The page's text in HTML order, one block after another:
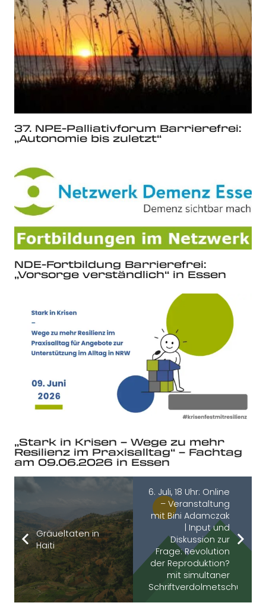
37. NPE-Palliativforum Barrierefrei:
„Autonomie bis zuletzt“
NDE-Fortbildung Barrierefrei:
„Vorsorge verständlich“ in Essen
„Stark in Krisen – Wege zu mehr
Resilienz im Praxisalltag“ – Fachtag
am 09.06.2026 in Essen
Gräueltaten in
Haiti
6. Juli, 18 Uhr: Online
– Veranstaltung
mit Bini Adamczak
| Input und
Diskussion zur
Frage: Revolution
der Reproduktion?
mit simultaner
Schriftverdolmetschung